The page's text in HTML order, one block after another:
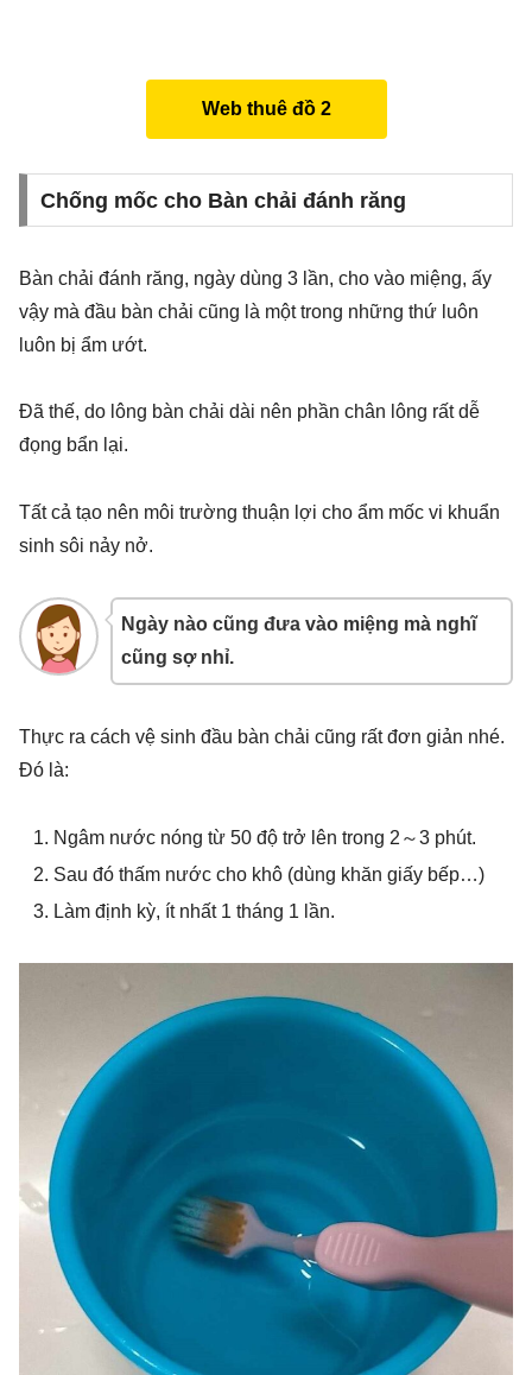
Web thuê đồ 2
Chống mốc cho Bàn chải đánh răng
Bàn chải đánh răng, ngày dùng 3 lần, cho vào miệng, ấy
vậy mà đầu bàn chải cũng là một trong những thứ luôn
luôn bị ẩm ướt.
Đã thế, do lông bàn chải dài nên phần chân lông rất dễ
đọng bẩn lại.
Tất cả tạo nên môi trường thuận lợi cho ẩm mốc vi khuẩn
sinh sôi nảy nở.
Ngày nào cũng đưa vào miệng mà nghĩ
cũng sợ nhỉ.
Thực ra cách vệ sinh đầu bàn chải cũng rất đơn giản nhé.
Đó là:
Ngâm nước nóng từ 50 độ trở lên trong 2～3 phút.
Sau đó thấm nước cho khô (dùng khăn giấy bếp…)
Làm định kỳ, ít nhất 1 tháng 1 lần.